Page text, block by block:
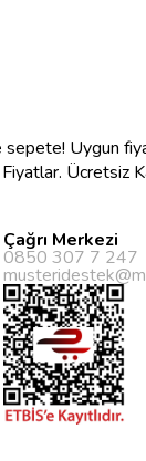
sepete! Uygun
Ücretsiz
Çağrı Merkezi
0850 307 7 247